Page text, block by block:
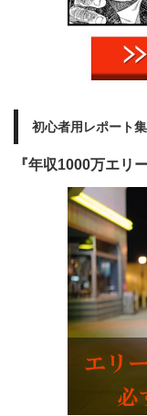
初心者用レポート集
『年収1000万エリ